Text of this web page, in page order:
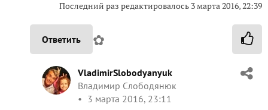
Последний раз редактировалось 3 марта 2016, 22:39
Ответить ✿
VladimirSlobodyanyuk
Владимир Слободянюк
3 марта 2016, 23:11